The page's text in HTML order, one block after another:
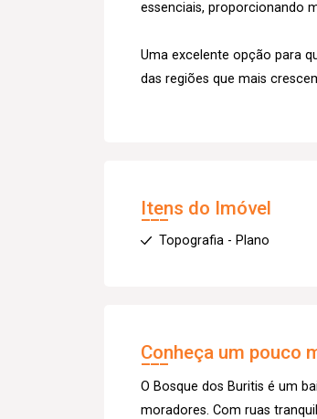
essenciais, proporcionando
Uma excelente opção para
das regiões que mais
Itens do Imóvel
Topografia - Plano
Conheça um pouco
O Bosque dos Buritis é um
moradores. Com ruas